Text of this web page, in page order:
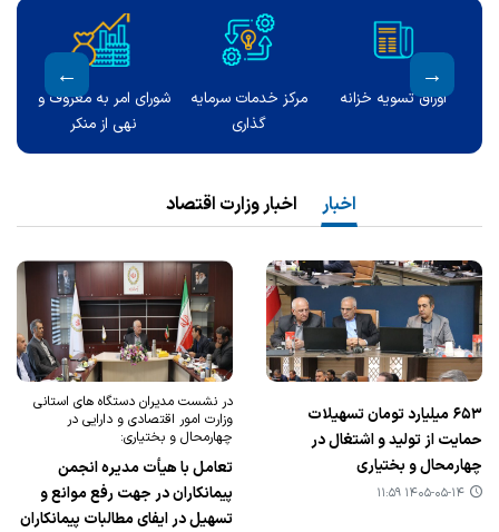
اوراق تسویه خزانه
مرکز خدمات سرمایه
گذاری
شورای امر به معروف و
نهی از منکر
کمیته
اخبار اخبار وزارت اقتصاد
۶۵۳ میلیارد تومان تسهیلات
حمایت از تولید و اشتغال در
چهارمحال و بختیاری
۱۴۰۵-۰۵-۱۴ ۱۱:۵۹
در نشست مدیران دستگاه های استانی
وزارت امور اقتصادی و دارایی در
چهارمحال و بختیاری:
تعامل با هیأت مدیره انجمن
پیمانکاران در جهت رفع موانع و
تسهیل در ایفای مطالبات پیمانکاران